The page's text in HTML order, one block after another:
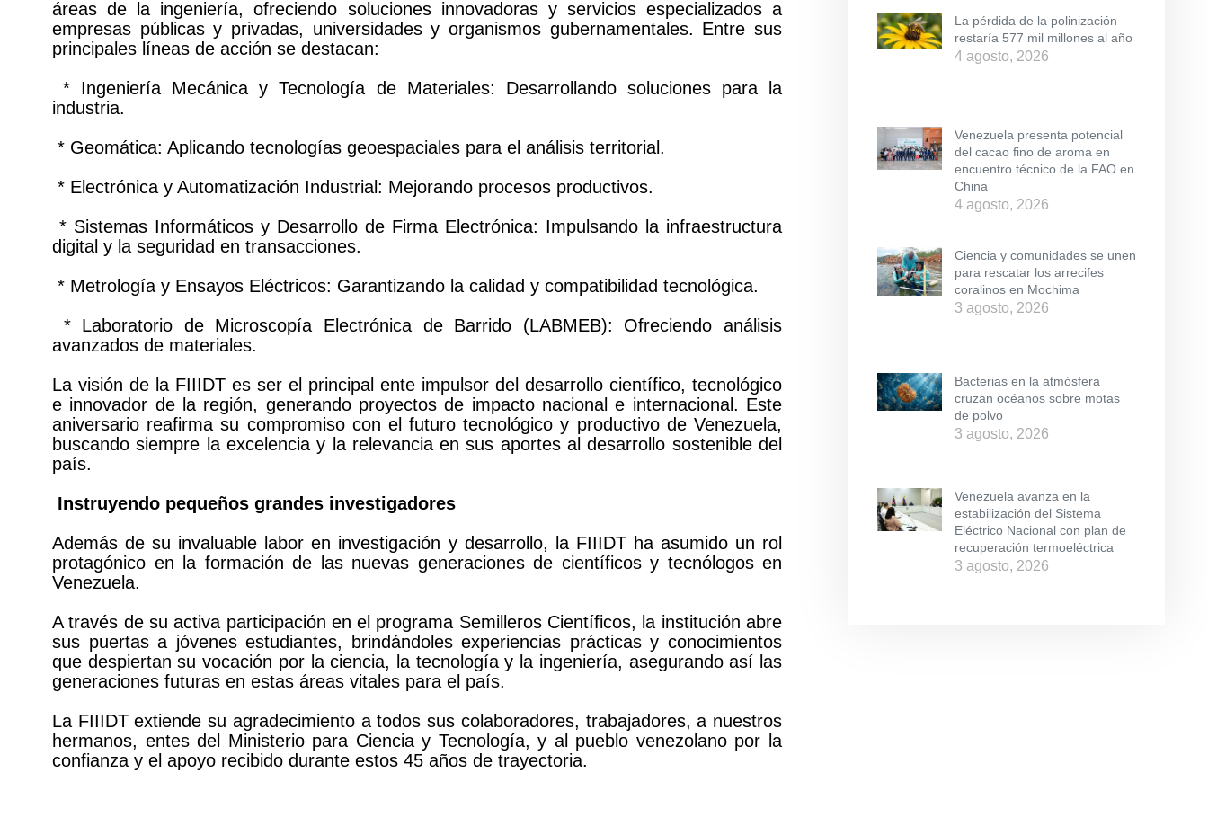
áreas de la ingeniería, ofreciendo soluciones innovadoras y servicios especializados a
empresas públicas y privadas, universidades y organismos gubernamentales. Entre sus
principales líneas de acción se destacan:
* Ingeniería Mecánica y Tecnología de Materiales: Desarrollando soluciones para la
industria.
* Geomática: Aplicando tecnologías geoespaciales para el análisis territorial.
* Electrónica y Automatización Industrial: Mejorando procesos productivos.
* Sistemas Informáticos y Desarrollo de Firma Electrónica: Impulsando la infraestructura
digital y la seguridad en transacciones.
* Metrología y Ensayos Eléctricos: Garantizando la calidad y compatibilidad tecnológica.
* Laboratorio de Microscopía Electrónica de Barrido (LABMEB): Ofreciendo análisis
avanzados de materiales.
La visión de la FIIIDT es ser el principal ente impulsor del desarrollo científico, tecnológico
e innovador de la región, generando proyectos de impacto nacional e internacional. Este
aniversario reafirma su compromiso con el futuro tecnológico y productivo de Venezuela,
buscando siempre la excelencia y la relevancia en sus aportes al desarrollo sostenible del
país.
Instruyendo pequeños grandes investigadores
Además de su invaluable labor en investigación y desarrollo, la FIIIDT ha asumido un rol
protagónico en la formación de las nuevas generaciones de científicos y tecnólogos en
Venezuela.
A través de su activa participación en el programa Semilleros Científicos, la institución abre
sus puertas a jóvenes estudiantes, brindándoles experiencias prácticas y conocimientos
que despiertan su vocación por la ciencia, la tecnología y la ingeniería, asegurando así las
generaciones futuras en estas áreas vitales para el país.
La FIIIDT extiende su agradecimiento a todos sus colaboradores, trabajadores, a nuestros
hermanos, entes del Ministerio para Ciencia y Tecnología, y al pueblo venezolano por la
confianza y el apoyo recibido durante estos 45 años de trayectoria.
La pérdida de la polinización
restaría 577 mil millones al año
4 agosto, 2026
Venezuela presenta potencial
del cacao fino de aroma en
encuentro técnico de la FAO en
China
4 agosto, 2026
Ciencia y comunidades se unen
para rescatar los arrecifes
coralinos en Mochima
3 agosto, 2026
Bacterias en la atmósfera
cruzan océanos sobre motas
de polvo
3 agosto, 2026
Venezuela avanza en la
estabilización del Sistema
Eléctrico Nacional con plan de
recuperación termoeléctrica
3 agosto, 2026